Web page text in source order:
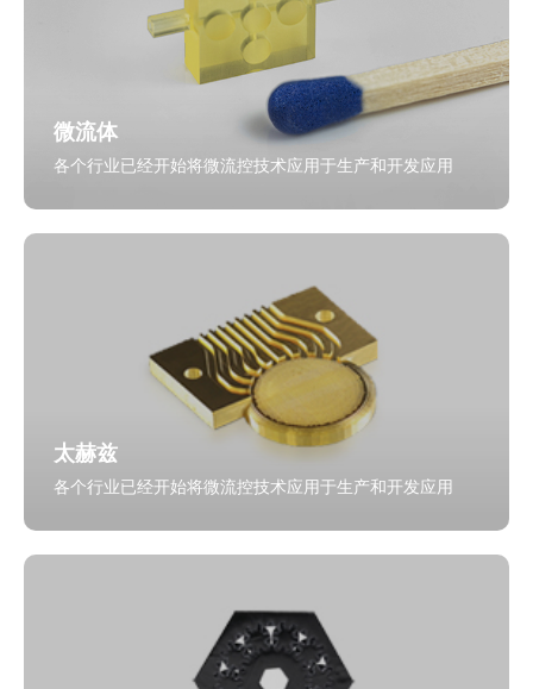
微流体
各个行业已经开始将微流控技术应用于生产和开发应用
太赫兹
各个行业已经开始将微流控技术应用于生产和开发应用